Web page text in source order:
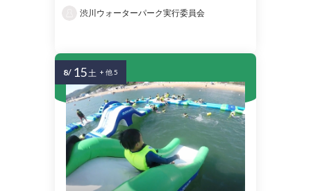
渋川ウォーターパーク実行委員会
8/ 15土 + 他 5